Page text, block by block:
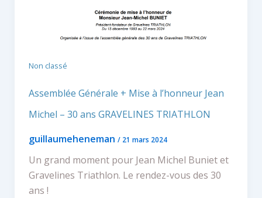
Non classé
Assemblée Générale + Mise à l’honneur Jean
Michel – 30 ans GRAVELINES TRIATHLON
guillaumeheneman / 21 mars 2024
Un grand moment pour Jean Michel Buniet et
Gravelines Triathlon. Le rendez-vous des 30
ans !